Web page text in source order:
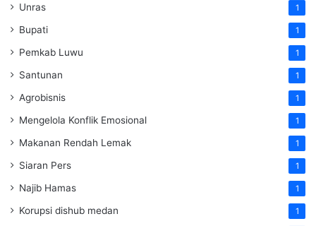
Unras 1
Bupati 1
Pemkab Luwu 1
Santunan 1
Agrobisnis 1
Mengelola Konflik Emosional 1
Makanan Rendah Lemak 1
Siaran Pers 1
Najib Hamas 1
Korupsi dishub medan 1